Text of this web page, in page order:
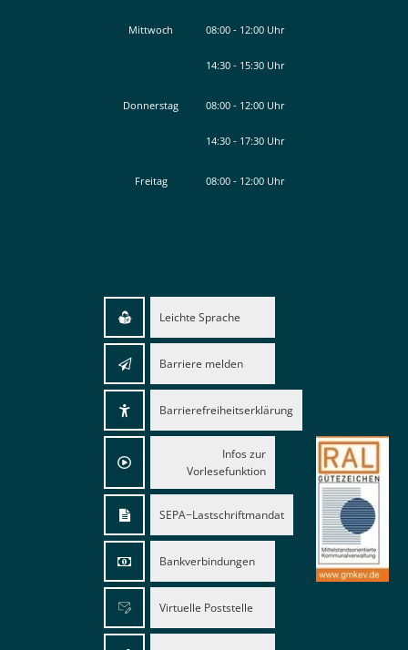
Von 14:30 bis 15:30 Uhr
Mittwoch 08:00- 12:00Uhr
Von 08:00 bis 12:00 Uhr
14:30- 15:30Uhr
Von 14:30 bis 15:30 Uhr
Donnerstag 08:00- 12:00Uhr
Von 08:00 bis 12:00 Uhr
14:30- 17:30Uhr
Von 14:30 bis 17:30 Uhr
Freitag 08:00- 12:00Uhr
Leichte Sprache
Barriere melden
Barrierefreiheitserklärung
Infos zur
Vorlesefunktion
SEPA−Lastschriftmandat
Bankverbindungen
Virtuelle Poststelle